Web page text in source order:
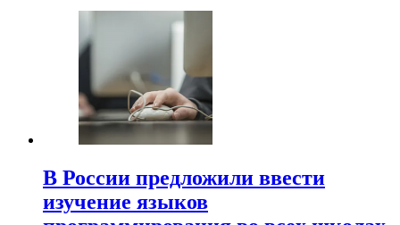
В России предложили ввести
изучение языков